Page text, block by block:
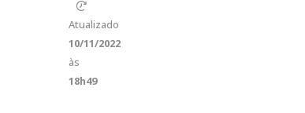
Atualizado
10/11/2022
às
18h49